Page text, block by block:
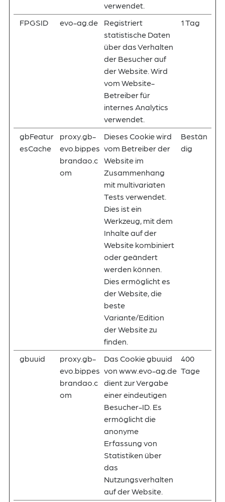
verwendet.
FPGSID evo-ag.de
Registriert
statistische Daten
über das Verhalten
der Besucher auf
der Website. Wird
vom Website-
Betreiber für
internes Analytics
verwendet.
1 Tag
gbFeatur
esCache
proxy.gb-
evo.bippes
brandao.c
om
Dieses Cookie wird
vom Betreiber der
Website im
Zusammenhang
mit multivariaten
Tests verwendet.
Dies ist ein
Werkzeug, mit dem
Inhalte auf der
Website kombiniert
oder geändert
werden können.
Dies ermöglicht es
der Website, die
beste
Variante/Edition
der Website zu
finden.
Bestän
dig
gbuuid
proxy.gb-
evo.bippes
brandao.c
om
Das Cookie gbuuid
von www.evo-ag.de
dient zur Vergabe
einer eindeutigen
Besucher-ID. Es
ermöglicht die
anonyme
Erfassung von
Statistiken über
das
Nutzungsverhalten
auf der Website.
400
Tage